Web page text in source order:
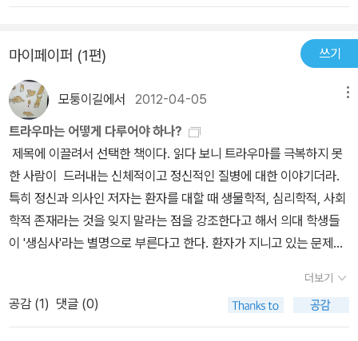
그리고 상담을 통해 함께 분노하고 함께 슬퍼하는 동시에 모든 문제
는 당신이 못나서가 아니라 저항할 수 없는 외부로부터의 폭력 때문
에 겪게 된 것이고 가족과 주변 사회 모두가 함께 해결해야 한다고 위
로했다. 상담을 통해 마음의 경계를 풀고 자신을 고통으로 몰아넣은
트라우마의 근원을 찾아간 사람들 모두가 힘겹지만 용기 있게 자신의
상처를 마주했다. 그러면서 원인을 알 수 없었던 신체적, 정신적 증상
들을 이해했고 주변의 관심과 애정을 회복할 수 있었으며 자존감을
되찾을 수 있었다. 트라우마라는 정신적 상처는 깊은 대화와 주변의
이해를 통해 치유할 수 있는 것임을 이 책의 주인공들이 증명하고 있
다. 많은 사람들이 불안을 느끼고 있다. 문제는 그 감정을 제대로 표현
하지 못한 채 다양한 형태로 고통받고 있다는 것이다. 트라우마에 대
다. 누군가에게 자신의 아픔을 조금이나마 이야기할 수 있다면, 그 상
때 어떤 사건이 트리거가 되어 살인이라는 극단적인 상황까지 불러올
을 압도할 정도로 강력한 타격인지를 알 수 있었다.챕터 2는 집단 재
해의 상황에서 인간이 보이는 살아남은 자의 죄책감 같은 감정 등이
인간이 더불어 살아가기 위해 일어날 수 있는 합리적인 증상이라는
것을 알 수 있었다. 그리고 살아남은 자의 죄책감이나 자신이 피해를
덜보게 되어 다행이라는 심리까지 다양한 심정들이 시간의 변화에 따
라 달라지는 것도 인간의 윤리적 의지적 취약성을 보여 주는 것만이
아니라 인간의 심정이 전파되는 과정 중 변이할 수 있는 것을 상징하
는 사건이 아니었나 싶었다. 그리고 챕터 3의 경우 인간은 사랑 받지
못할 거라는 심정과 사랑 받는다는 감정의 선상에서 얼마나 극적인
부할까]를 읽었는데 활성화된 차크라의 범주에 따라 심리적 영향력이
다를 수 있음을 알 수 있었다. 챕터3는 그에 해당되는 이야기 같았다.
2. 챕터 4,5,6은 모두 유아기와 어린시절의 트라우마가 그러니까 가
마이페이퍼 (1편) 쓰기
모퉁이길에서 2012-04-05
트라우마는 어떻게 다루어야 하나?
제목에 이끌려서 선택한 책이다. 읽다 보니 트라우마를 극복하지 못
한 사람이 드러내는 신체적이고 정신적인 질병에 대한 이야기더라.
특히 정신과 의사인 저자는 환자를 대할 때 생물학적, 심리학적, 사회
학적 존재라는 것을 잊지 말라는 점을 강조한다고 해서 의대 학생들
이 '생심사'라는 별명으로 부른다고 한다. 환자가 지니고 있는 문제를
다 누군가가 내 아픔을 이해하고 보듬어 준다면 얼마나 많은 힘이 되
는지는 누구나 경험하지 않을까? 이 책이 주장하는 바는 언젠가 읽은
책에서도 비슷하게 이야기하고 있는데 제목이 기억나지 않는다. 저자
더보기
공감 (1) 댓글 (0)